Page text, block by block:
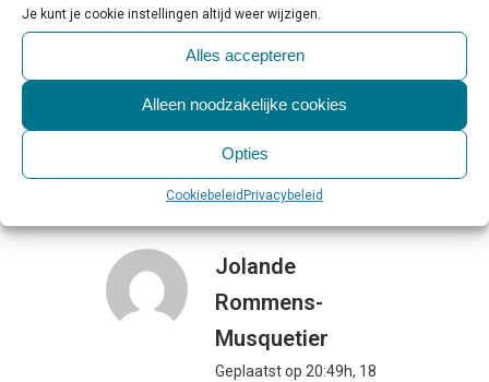
Je kunt je cookie instellingen altijd weer wijzigen.
Alles accepteren
Alleen noodzakelijke cookies
Opties
CookiebeleidPrivacybeleid
Share Print page 1Like
Jolande
Rommens-
Musquetier
Geplaatst op 20:49h, 18